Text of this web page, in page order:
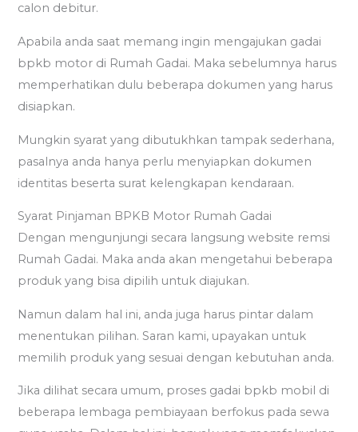
calon debitur.
Apabila anda saat memang ingin mengajukan gadai
bpkb motor di Rumah Gadai. Maka sebelumnya harus
memperhatikan dulu beberapa dokumen yang harus
disiapkan.
Mungkin syarat yang dibutukhkan tampak sederhana,
pasalnya anda hanya perlu menyiapkan dokumen
identitas beserta surat kelengkapan kendaraan.
Syarat Pinjaman BPKB Motor Rumah Gadai
Dengan mengunjungi secara langsung website remsi
Rumah Gadai. Maka anda akan mengetahui beberapa
produk yang bisa dipilih untuk diajukan.
Namun dalam hal ini, anda juga harus pintar dalam
menentukan pilihan. Saran kami, upayakan untuk
memilih produk yang sesuai dengan kebutuhan anda.
Jika dilihat secara umum, proses gadai bpkb mobil di
beberapa lembaga pembiayaan berfokus pada sewa